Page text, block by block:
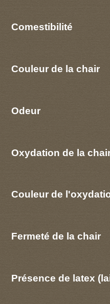
Comestibilité
Couleur de la chair
Odeur
Oxydation de la
Couleur de
Fermeté de la chair
Présence de latex